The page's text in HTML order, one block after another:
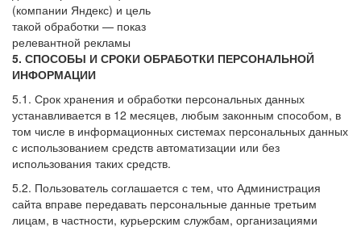
(компании Яндекс) и цель
такой обработки — показ
релевантной рекламы
5. СПОСОБЫ И СРОКИ ОБРАБОТКИ ПЕРСОНАЛЬНОЙ
ИНФОРМАЦИИ
5.1. Срок хранения и обработки персональных данных
устанавливается в 12 месяцев, любым законным способом, в
том числе в информационных системах персональных данных
с использованием средств автоматизации или без
использования таких средств.
5.2. Пользователь соглашается с тем, что Администрация
сайта вправе передавать персональные данные третьим
лицам, в частности, курьерским службам, организациями